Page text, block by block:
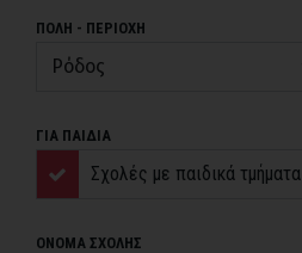
ΠΟΛΗ - ΠΕΡΙΟΧΗ
ΓΙΑ ΠΑΙΔΙΑ
Σχολές με παιδικά τμήματα
ΟΝΟΜΑ ΣΧΟΛΗΣ